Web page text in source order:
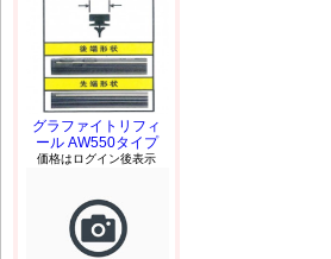
グラファイトリフィ
ール AW550タイプ
価格はログイン後表示